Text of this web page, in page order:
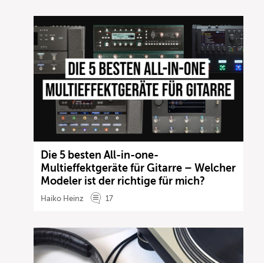
Die 5 besten All-in-one-
Multieffektgeräte für Gitarre – Welcher
Modeler ist der richtige für mich?
Haiko Heinz 17